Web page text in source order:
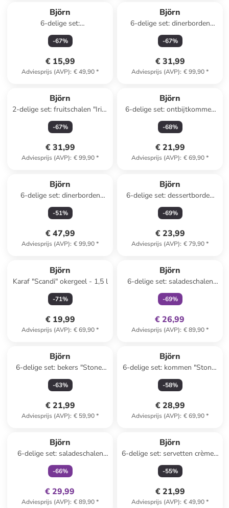
Björn
6-delige set:
voorgerechtkommen "Dark"
donkerblauw - Ø 12 cm
-67%
€ 15,99
Adviesprijs (AVP): € 49,90*
Björn
6-delige set: dinerborden
"Cosmos" wit/beige - Ø 27,5
cm
-67%
€ 31,99
Adviesprijs (AVP): € 99,90*
Björn
2-delige set: fruitschalen "Iris"
wit
-67%
€ 31,99
Adviesprijs (AVP): € 99,90*
Björn
6-delige set: ontbijtkommen
"Color" rood/geel/lichtblauw -
Ø 15 cm
-68%
€ 21,99
Adviesprijs (AVP): € 69,90*
Björn
6-delige set: dinerborden
"Genesis" lichtblauw - Ø 27
cm
-51%
€ 47,99
Adviesprijs (AVP): € 99,90*
Björn
6-delige set: dessertborden
"Cosmos" wit/beige - Ø 21,5
cm
-69%
€ 23,99
Adviesprijs (AVP): € 79,90*
Björn
Karaf "Scandi" okergeel - 1,5 l
-71%
€ 19,99
Adviesprijs (AVP): € 69,90*
Björn
6-delige set: saladeschalen
"Dark" donkerblauw - Ø 21
cm
-69%
€ 26,99
Adviesprijs (AVP): € 89,90*
Björn
6-delige set: bekers "Stone"
grijs - 150 ml
-63%
€ 21,99
Adviesprijs (AVP): € 59,90*
Björn
6-delige set: kommen "Stone"
grijs - Ø 15 cm
-58%
€ 28,99
Adviesprijs (AVP): € 69,90*
Björn
6-delige set: saladeschalen
"Color" rood/geel/lichtblauw -
Ø 21 cm
-66%
€ 29,99
Adviesprijs (AVP): € 89,90*
Björn
6-delige set: servetten crème -
(L)40 x (B)40 cm
-55%
€ 21,99
Adviesprijs (AVP): € 49,90*